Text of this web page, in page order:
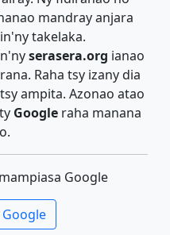
mandray anjara
takelaka.
serasera.org ianao
Raha tsy izany dia
ampita. Azonao atao
Google raha manana
Google